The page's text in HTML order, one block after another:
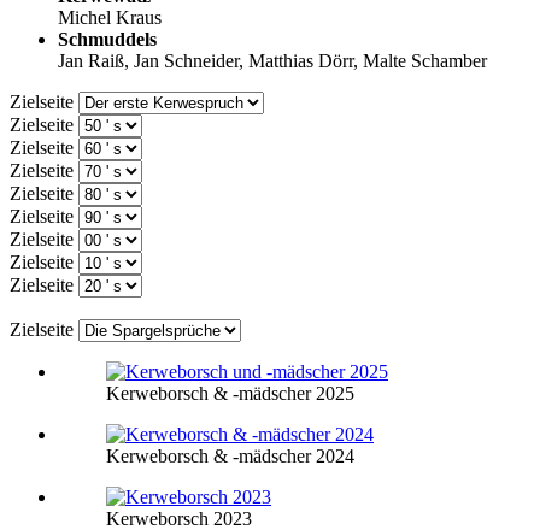
Michel Kraus
Schmuddels
Jan Raiß, Jan Schneider, Matthias Dörr, Malte Schamber
Zielseite
Zielseite
Zielseite
Zielseite
Zielseite
Zielseite
Zielseite
Zielseite
Zielseite
Zielseite
Kerweborsch & -mädscher 2025
Kerweborsch & -mädscher 2024
Kerweborsch 2023